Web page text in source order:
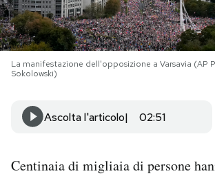
NEWSLETTER
I MIEI PREFERITI
La manifestazione dell'opposizione a Varsavia (AP
Sokolowski)
Ascolta l'articolo 02:51
Centinaia di migliaia di persone